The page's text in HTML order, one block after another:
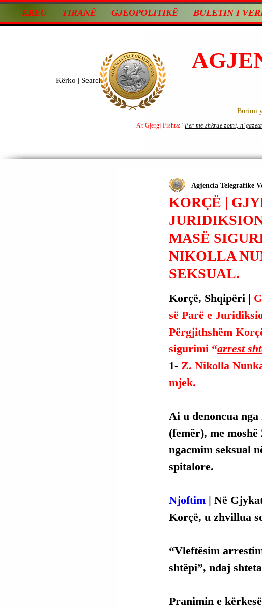
KREU TIRANË GJEOPOLITIKË BULETIN I
Burimi
At Gjergj Fishta: “Për me shkrue zotni,
KORÇË |
MASË
NIKOLLA
SEKSUAL.
Agjencia Telegrafike
Korçë, Shqipëri |
së Parë e
Përgjithshëm
sigurimi “arrest
1- Z. Nikolla
mjek.
Ai u denoncua
(femër), me
ngacmim seksual
spitalore.
Njoftim | Në
Korçë, u zhvillua
“Vleftësim
shtëpi”, ndaj
Pranimin e